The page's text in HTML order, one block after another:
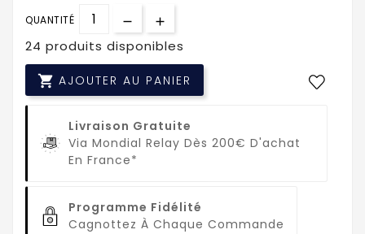
QUANTITÉ
24 produits disponibles
 AJOUTER AU PANIER
Livraison Gratuite
Via Mondial Relay Dès 200€ D'achat
En France*
Programme Fidélité
Cagnottez À Chaque Commande